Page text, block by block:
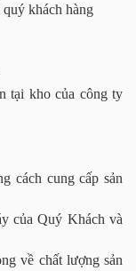
quý khách hàng
tại kho của công ty
cách cung cấp sản
của Quý Khách và
về chất lượng sản